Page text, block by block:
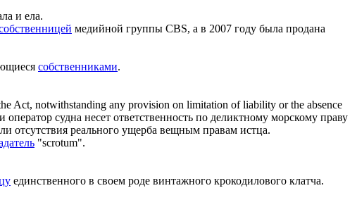
и ела.
медийной группы CBS, а в 2007 году была продана
собственниками.
Act, notwithstanding any provision on limitation of liability or the absence
оператор судна несет ответственность по деликтному морскому праву
отсутствия реального ущерба вещным правам истца.
"scrotum".
единственного в своем роде винтажного крокодилового клатча.